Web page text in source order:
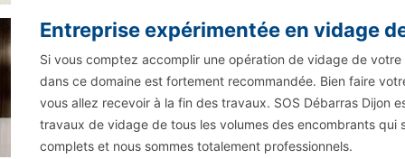
Entreprise expérimentée en vidage
Si vous comptez accomplir une opération de vidage de
dans ce domaine est fortement recommandée. Bien faire
vous allez recevoir à la fin des travaux. SOS Débarras Dijon
travaux de vidage de tous les volumes des encombrants
complets et nous sommes totalement professionnels.